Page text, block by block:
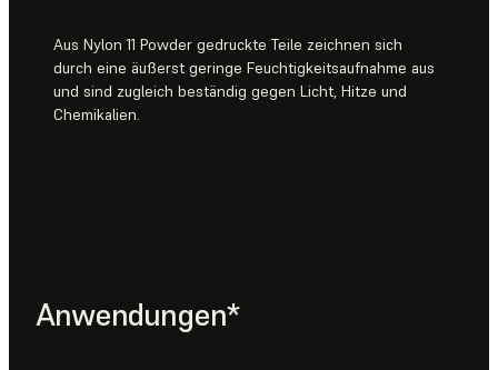
Aus Nylon 11 Powder gedruckte Teile zeichnen sich
durch eine äußerst geringe Feuchtigkeitsaufnahme aus
und sind zugleich beständig gegen Licht, Hitze und
Chemikalien.
Anwendungen*